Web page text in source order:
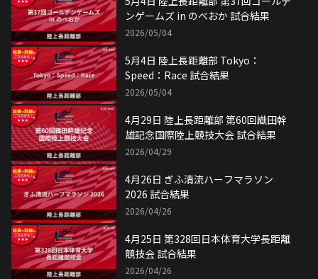
ンゲームズ in のべおか 試合結果
2026/05/04
5月4日 陸上長距離部 Tokyo：
Speed：Race 試合結果
2026/05/04
4月29日 陸上長距離部 第60回織田幹
雄記念国際陸上競技大会 試合結果
2026/04/29
4月26日 ぎふ清流ハーフマラソン
2026 試合結果
2026/04/26
4月25日 第328回日本体育大学長距離
競技会 試合結果
2026/04/26